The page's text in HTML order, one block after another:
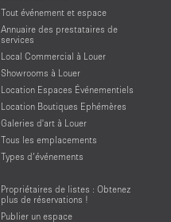
Tout événement et espace
Annuaire des prestataires de
services
Local Commercial à Louer
Showrooms à Louer
Location Espaces Événementiels
Location Boutiques Ephémères
Galeries d'art à Louer
Tous les emplacements
Types d’événements
Propriétaires de listes : Obtenez
plus de réservations !
Publier un espace